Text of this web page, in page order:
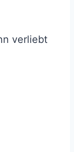
verliebt